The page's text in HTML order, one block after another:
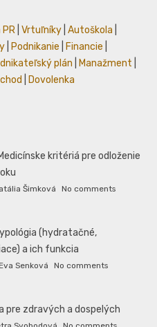
PR Vrtuľníky Autoškola
Podnikanie Financie
plán Manažment
Dovolenka
kritériá pre odloženie
Šimková No comments
(hydratačné,
a ich funkcia
Senková No comments
pre zdravých a dospelých